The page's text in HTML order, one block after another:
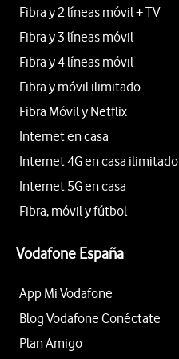
Fibra y 2 líneas móvil + TV
Fibra y 3 líneas móvil
Fibra y 4 líneas móvil
Fibra y móvil ilimitado
Fibra Móvil y Netflix
Internet en casa
Internet 4G en casa ilimitado
Internet 5G en casa
Fibra, móvil y fútbol
Vodafone España
App Mi Vodafone
Blog Vodafone Conéctate
Plan Amigo